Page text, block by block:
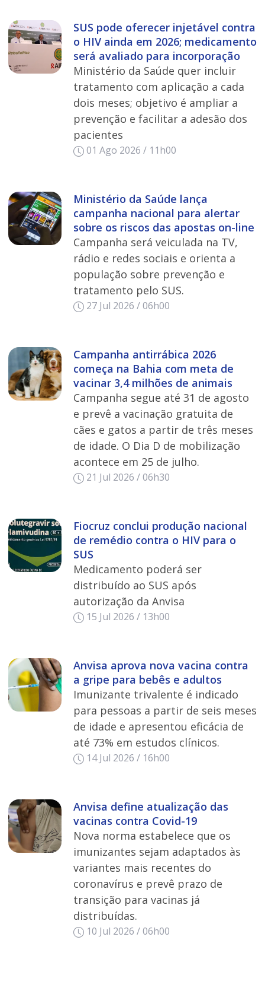
SUS pode oferecer injetável contra
o HIV ainda em 2026; medicamento
será avaliado para incorporação
Ministério da Saúde quer incluir
tratamento com aplicação a cada
dois meses; objetivo é ampliar a
prevenção e facilitar a adesão dos
pacientes
01 Ago 2026 / 11h00
Ministério da Saúde lança
campanha nacional para alertar
sobre os riscos das apostas on-line
Campanha será veiculada na TV,
rádio e redes sociais e orienta a
população sobre prevenção e
tratamento pelo SUS.
27 Jul 2026 / 06h00
Campanha antirrábica 2026
começa na Bahia com meta de
vacinar 3,4 milhões de animais
Campanha segue até 31 de agosto
e prevê a vacinação gratuita de
cães e gatos a partir de três meses
de idade. O Dia D de mobilização
acontece em 25 de julho.
21 Jul 2026 / 06h30
Fiocruz conclui produção nacional
de remédio contra o HIV para o
SUS
Medicamento poderá ser
distribuído ao SUS após
autorização da Anvisa
15 Jul 2026 / 13h00
Anvisa aprova nova vacina contra
a gripe para bebês e adultos
Imunizante trivalente é indicado
para pessoas a partir de seis meses
de idade e apresentou eficácia de
até 73% em estudos clínicos.
14 Jul 2026 / 16h00
Anvisa define atualização das
vacinas contra Covid-19
Nova norma estabelece que os
imunizantes sejam adaptados às
variantes mais recentes do
coronavírus e prevê prazo de
transição para vacinas já
distribuídas.
10 Jul 2026 / 06h00